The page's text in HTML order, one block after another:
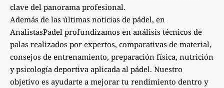
clave del panorama profesional.
Además de las últimas noticias de pádel, en
AnalistasPadel profundizamos en análisis técnicos de
palas realizados por expertos, comparativas de material,
consejos de entrenamiento, preparación física, nutrición
y psicología deportiva aplicada al pádel. Nuestro
objetivo es ayudarte a mejorar tu rendimiento dentro y